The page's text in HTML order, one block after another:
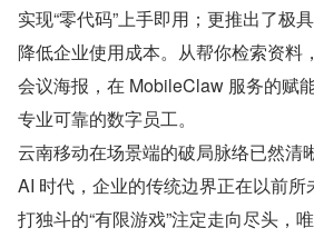
实现“零代码”上手即用；更推出了极
降低企业使用成本。从帮你检索资料
会议海报，在 MobileClaw 服务的赋
专业可靠的数字员工。
云南移动在场景端的破局脉络已然清
AI 时代，企业的传统边界正在以前
打独斗的“有限游戏”注定走向尽头，